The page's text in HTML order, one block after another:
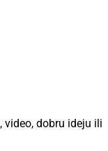
dobru ideju ili